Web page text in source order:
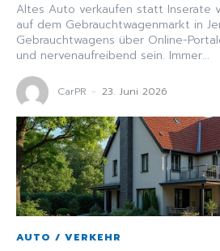
Altes Auto verkaufen statt Inserate
auf dem Gebrauchtwagenmarkt in
Gebrauchtwagens über Online-
und nervenaufreibend sein. Immer...
CarPR - 23. Juni 2026
AUTO / VERKEHR